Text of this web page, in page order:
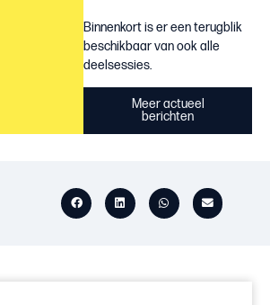
Binnenkort is er een terugblik
beschikbaar van ook alle
deelsessies.
Meer actueel
berichten